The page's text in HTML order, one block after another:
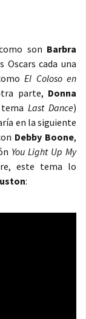
son Barbra
Oscars cada una
El Coloso en
parte, Donna
Last Dance)
en la siguiente
Debby Boone,
You Light Up My
este tema lo
: